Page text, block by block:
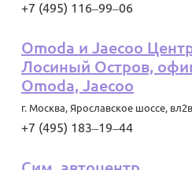
+7 (495) 116‒99‒06
Omoda и Jaecoo
Лосиный Остров,
Omoda, Jaecoo
г. Москва, Ярославское шоссе, вл2в
+7 (495) 183‒19‒44